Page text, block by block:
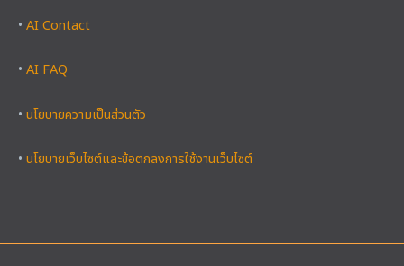
• AI Contact
• AI FAQ
• นโยบายความเป็นส่วนตัว
• นโยบายเว็บไซต์และข้อตกลงการใช้งานเว็บไซต์